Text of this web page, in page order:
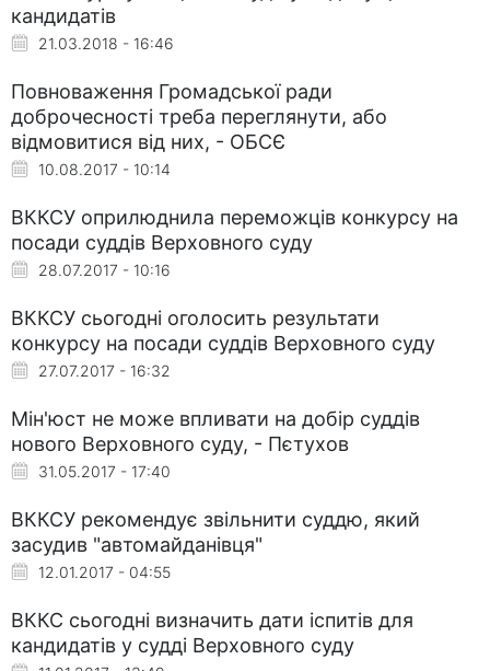
кандидатів
21.03.2018 - 16:46
Повноваження Громадської ради
доброчесності треба переглянути, або
відмовитися від них, - ОБСЄ
10.08.2017 - 10:14
ВККСУ оприлюднила переможців конкурсу на
посади суддів Верховного суду
28.07.2017 - 10:16
ВККСУ сьогодні оголосить результати
конкурсу на посади суддів Верховного суду
27.07.2017 - 16:32
Мін'юст не може впливати на добір суддів
нового Верховного суду, - Пєтухов
31.05.2017 - 17:40
ВККСУ рекомендує звільнити суддю, який
засудив "автомайданівця"
12.01.2017 - 04:55
ВККС сьогодні визначить дати іспитів для
кандидатів у судді Верховного суду